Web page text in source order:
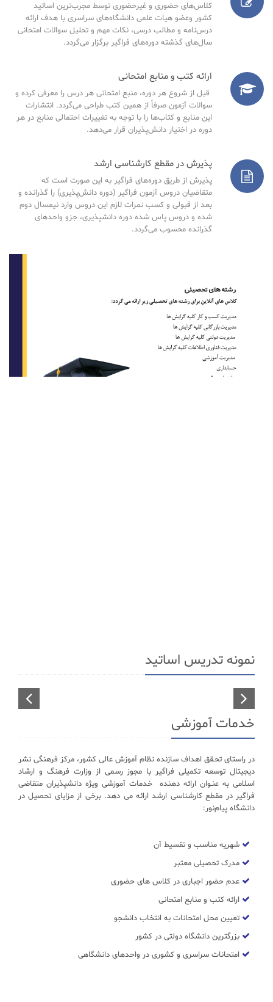
کلاس‌های حضوری و غیرحضوری توسط مجرب‌ترین اساتید
کشور وعضو هیات علمی دانشگاه‌های سراسری با هدف ارائه
درس‌نامه‌ و مطالب درسی، نکات مهم و تحلیل سوالات امتحانی
سال‌های گذشته دوره‌های فراگیر برگزار می‌گردد.
ارائه کتب و منابع امتحانی
قبل از شروع هر دوره، منبع امتحانی هر درس را معرفی کرده و
سوالات آزمون صرفاً از همین کتب طراحی می‌گردد. انتشارات
این منابع و کتاب‌ها را با توجه به تغییرات احتمالی منابع در هر
دوره در اختیار دانش‌پذیران قرار می‌دهد.
پذیرش در مقطع کارشناسی ارشد
پذیرش از طریق دوره‌های فراگیر به این صورت است که
متقاضیان دروس آزمون فراگیر (دوره دانش‌پذیری) را گذرانده و
بعد از قبولی و کسب نمرات لازم این دروس وارد نیمسال دوم
شده و دروس پاس شده دوره دانشپذیری، جزو واحدهای
گذرانده محسوب می‌گردد.
نمونه تدریس اساتید
خدمات آموزشی
در راستای تحـقق اهداف سازنده نظام آموزش عالی کشور، مرکز فرهنگی نشر
دیجیتال توسعه تکمیلی فراگیر با مجوز رسمی از وزارت فرهنگ و ارشاد
اسلامی به عنـوان ارائه دهنده خدمات آموزشی ویژه دانشپذیران متقاضی
فراگیر در مقطع کارشناسی ارشد ارائه می دهد. برخی از مزایای تحصیل در
دانشگاه پیام‌نور:
شهریه مناسب و تقسیط آن
مدرک تحصیلی معتبر
عدم حضور اجباری در کلاس های حضوری
ارائه کتب و منابع امتحانی
تعیین محل امتحانات به انتخاب دانشجو
بزرگترین دانشگاه دولتی در کشور
امتحانات سراسری و کشوری در واحدهای دانشگاهی